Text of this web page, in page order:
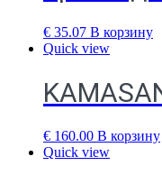
€ 35.07 В корзину
Quick view
€ 160.00 В корзину
Quick view